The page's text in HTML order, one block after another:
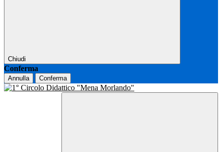
Chiudi
Conferma
Annulla Conferma